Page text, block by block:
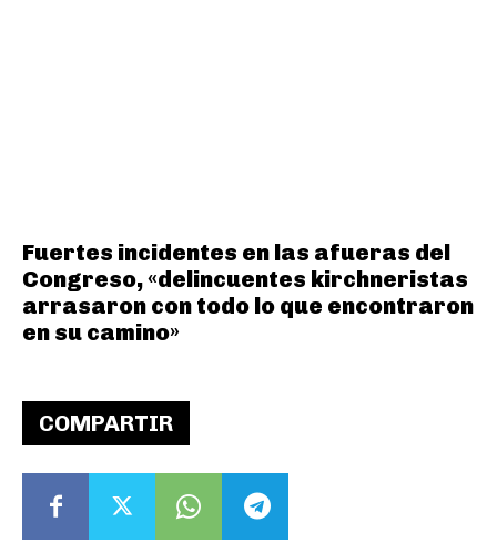
COMPARTIR
Fuertes incidentes en las afueras del
Congreso, «delincuentes kirchneristas
arrasaron con todo lo que encontraron
en su camino»